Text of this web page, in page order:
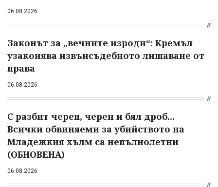
06.08.2026
Законът за „вечните изроди“: Кремъл
узаконява извънсъдебното лишаване от
права
06.08.2026
С разбит череп, черен и бял дроб...
Всички обвиняеми за убийството на
Младежкия хълм са непълнолетни
(ОБНОВЕНА)
06.08.2026